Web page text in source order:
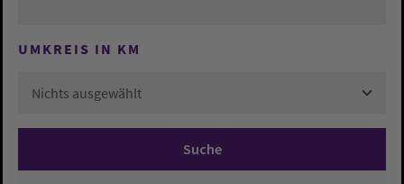
UMKREIS IN KM
Nichts ausgewählt
Suche